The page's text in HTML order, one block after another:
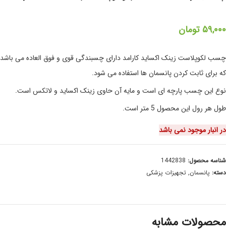
۵۹,۰۰۰ تومان
چسب لکوپلاست زینک اکساید کارامد دارای چسبندگی قوی و فوق العاده می باشد
که برای ثابت کردن پانسمان ها استفاده می شود.
نوع این چسب پارچه ای است و مایه آن حاوی زینک اکساید و لاتکس است.
طول هر رول این محصول 5 متر است.
در انبار موجود نمی باشد
شناسه محصول: 1442838
دسته: پانسمان, تجهیزات پزشکی
محصولات مشابه